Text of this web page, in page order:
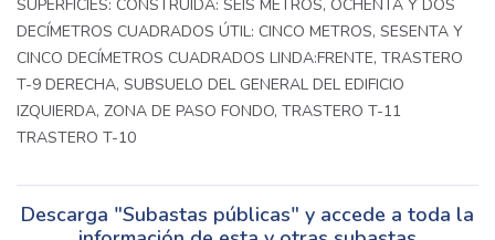
SUPERFICIES: CONSTRUIDA: SEIS METROS, OCHENTA Y DOS
DECÍMETROS CUADRADOS ÚTIL: CINCO METROS, SESENTA Y
CINCO DECÍMETROS CUADRADOS LINDA:FRENTE, TRASTERO
T-9 DERECHA, SUBSUELO DEL GENERAL DEL EDIFICIO
IZQUIERDA, ZONA DE PASO FONDO, TRASTERO T-11
TRASTERO T-10
Descarga "Subastas públicas" y accede a toda la